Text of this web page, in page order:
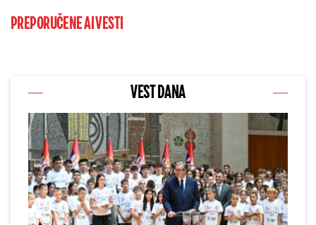
PREPORUČENE AI VESTI
VEST DANA